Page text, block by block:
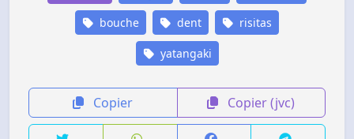
bouche dent risitas
yatangaki
Copier Copier (jvc)